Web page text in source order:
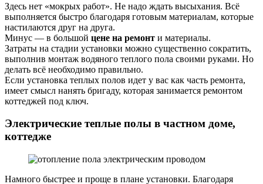
Здесь нет «мокрых работ». Не надо ждать высыхания. Всё
выполняется быстро благодаря готовым материалам, которые
настилаются друг на друга.
Минус — в большой цене на ремонт и материалы.
Затраты на стадии установки можно существенно сократить,
выполнив монтаж водяного теплого пола своими руками. Но
делать всё необходимо правильно.
Если установка теплых полов идет у вас как часть ремонта,
имеет смысл нанять бригаду, которая занимается ремонтом
коттеджей под ключ.
Электрические теплые полы в частном доме,
коттедже
Намного быстрее и проще в плане установки. Благодаря